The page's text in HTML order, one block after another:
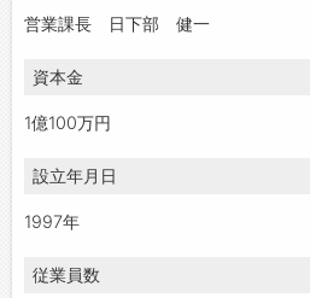
営業課長 日下部 健一
資本金
1億100万円
設立年月日
1997年
従業員数